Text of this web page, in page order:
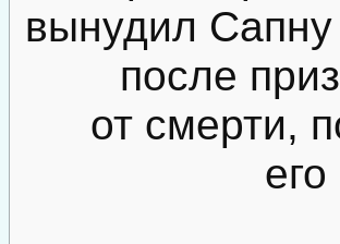
вынудил Сапну
после
от смерти,